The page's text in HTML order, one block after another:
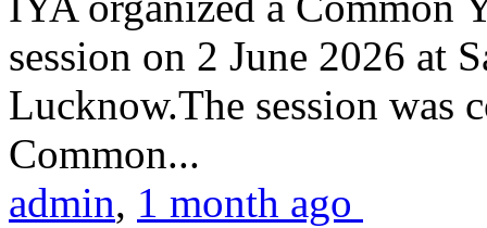
session on 2 June 2026 at
Lucknow.The session was
Common...
admin, 1 month ago